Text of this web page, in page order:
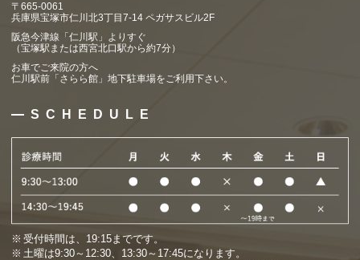
〒665-0061
兵庫県宝塚市仁川北3丁目7-14 ペガサスビル2F
阪急今津線「仁川駅」よりすぐ
（宝塚駅または西宮北口駅から約7分）
お車でご来院の方へ
仁川駅前「さらら館」地下駐車場をご利用下さい。
SCHEDULE
受付時間は、19:15までです。
土曜は9:30～12:30、13:30～17:45になります。